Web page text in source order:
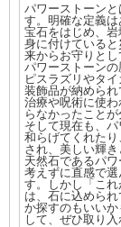
パワーストーン
す。明確な定義
宝石をはじめ、岩
身に付けている
来からお守りとし
パワーストーン
ピスラズリやタ
装飾品が納めら
治療や呪術に使
らなかったことが
そして現在も、
和らげてくれた
され、美しい輝き
天然石であるパ
考えずに直感で
す。しかし「こ
は、石に込めら
か探すのもいい
して、ぜひ取り入